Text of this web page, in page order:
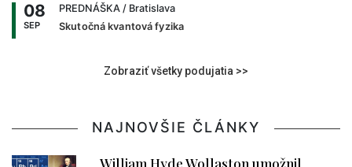
08
SEP
PREDNÁŠKA / Bratislava
Skutočná kvantová fyzika
Zobraziť všetky podujatia >>
NAJNOVŠIE ČLÁNKY
William Hyde Wollaston umožnil